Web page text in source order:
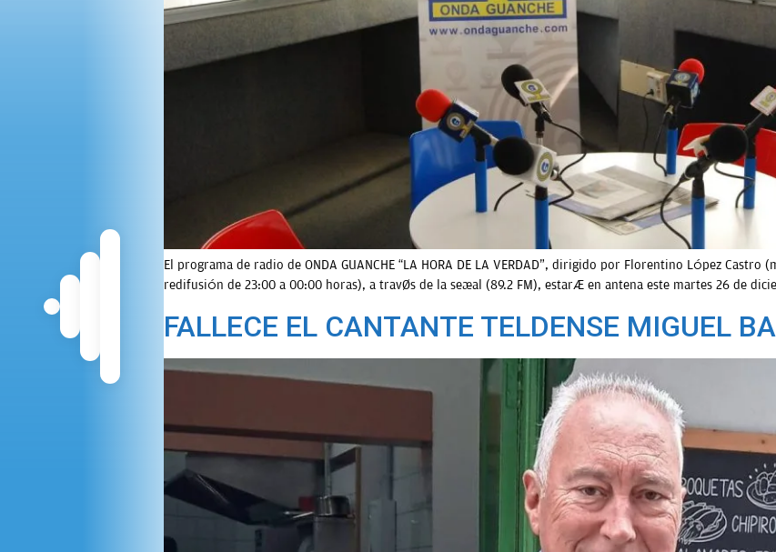
El programa de radio de ONDA GUANCHE “LA HORA DE LA VERDAD”, dirigido por Florentino López Castro
redifusión de 23:00 a 00:00 horas), a través de la señal (89.2 FM), estará en antena este martes 26 de
FALLECE EL CANTANTE TELDENSE MIGUEL